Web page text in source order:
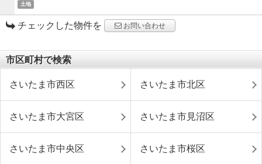
土地
チェックした物件を お問い合わせ
市区町村で検索
さいたま市西区 さいたま市北区
さいたま市大宮区 さいたま市見沼区
さいたま市中央区 さいたま市桜区